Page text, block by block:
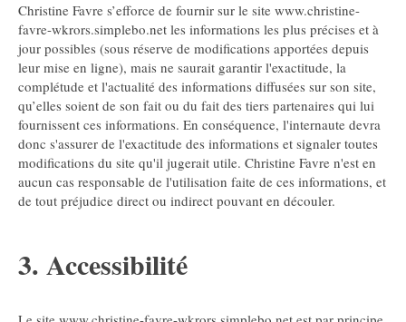
Christine Favre s’efforce de fournir sur le site www.christine-
favre-wkrors.simplebo.net les informations les plus précises et à
jour possibles (sous réserve de modifications apportées depuis
leur mise en ligne), mais ne saurait garantir l'exactitude, la
complétude et l'actualité des informations diffusées sur son site,
qu’elles soient de son fait ou du fait des tiers partenaires qui lui
fournissent ces informations. En conséquence, l'internaute devra
donc s'assurer de l'exactitude des informations et signaler toutes
modifications du site qu'il jugerait utile. Christine Favre n'est en
aucun cas responsable de l'utilisation faite de ces informations, et
de tout préjudice direct ou indirect pouvant en découler.
3. Accessibilité